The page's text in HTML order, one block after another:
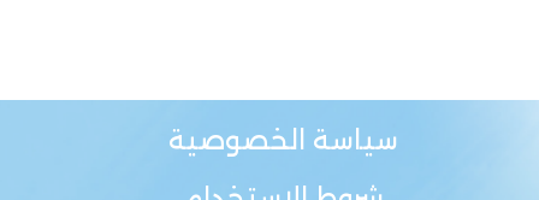
سياسة الخصوصية